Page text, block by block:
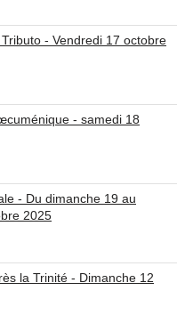
- Vendredi 17 octobre
- samedi 18
- Du dimanche 19 au
2025
la Trinité - Dimanche 12